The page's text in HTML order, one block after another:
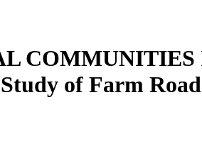
COMMUNITIES
of Farm